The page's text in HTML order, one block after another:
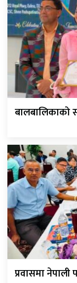
बालबालिकाको
प्रवासमा नेपाली